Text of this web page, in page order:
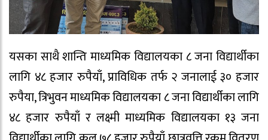
यसका साथै शान्ति माध्यमिक विद्यालयका ८ जना विद्यार्थीका
लागि ४८ हजार रुपैयाँ, प्राविधिक तर्फ २ जनालाई ३० हजार
रुपैया, त्रिभुवन माध्यमिक विद्यालयका ८ जना विद्यार्थीका लागि
४८ हजार रुपैयाँ र लक्ष्मी माध्यमिक विद्यालयका १३ जना